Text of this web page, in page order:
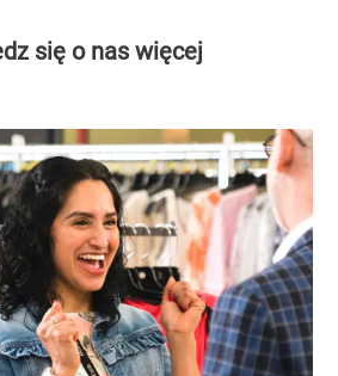
się o nas więcej